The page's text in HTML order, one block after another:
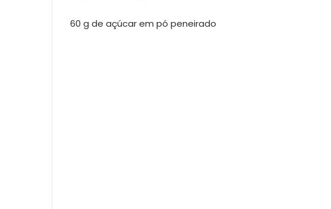
60 g de açúcar em pó peneirado